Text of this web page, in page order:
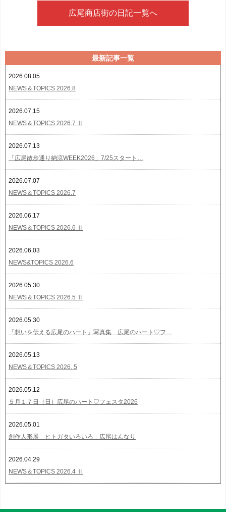
広尾商店街の日記一覧へ
最新記事一覧
2026.08.05
NEWS＆TOPICS 2026.8
2026.07.15
NEWS＆TOPICS 2026.7 Ⅱ
2026.07.13
「広尾散歩通り納涼WEEK2026」7/25スタート…
2026.07.07
NEWS＆TOPICS 2026.7
2026.06.17
NEWS＆TOPICS 2026.6 Ⅱ
2026.06.03
NEWS&TOPICS 2026.6
2026.05.30
NEWS＆TOPICS 2026.5 Ⅱ
2026.05.30
『想いを伝える広尾のハート』写真集 広尾のハート♡フ…
2026.05.13
NEWS＆TOPICS 2026. 5
2026.05.12
５月１７日（日）広尾のハート♡フェスタ2026
2026.05.01
創作人形展 ヒトガタいろいろ 広尾はんなり
2026.04.29
NEWS＆TOPICS 2026.4 Ⅱ